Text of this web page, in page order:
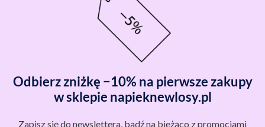
Odbierz zniżkę −10% na pierwsze zakupy
w sklepie napieknewlosy.pl
Zapisz się do newslettera, bądź na bieżąco z promocjami